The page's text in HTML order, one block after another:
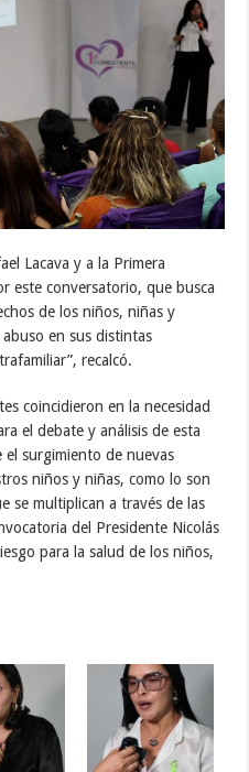
Lacava y a la Primera
este conversatorio, que busca
de los niños, niñas y
en sus distintas
recalcó.
coincidieron en la necesidad
el debate y análisis de esta
el surgimiento de nuevas
niños y niñas, como lo son
se multiplican a través de las
del Presidente Nicolás
para la salud de los niños,